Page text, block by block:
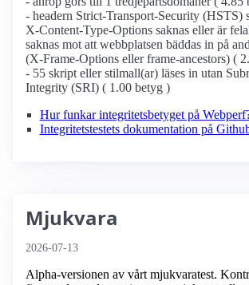
- headern Strict-Transport-Security (HSTS)
X-Content-Type-Options saknas eller är
saknas mot att webbplatsen bäddas in på
(X-Frame-Options eller frame-ancestors) (
- 55 skript eller stilmall(ar) läses in utan
Integrity (SRI) ( 1.00 betyg )
Hur funkar integritetsbetyget på
Integritetstestets dokumentation på
Mjukvara
2026-07-13
Alpha-versionen av vårt mjukvaratest.